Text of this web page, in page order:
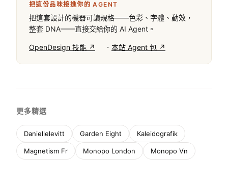
把這份品味接進你的 AGENT
把這套設計的機器可讀規格——色彩、字體、動效，
整套 DNA——直接交給你的 AI Agent。
OpenDesign 技能 ↗ · 本站 Agent 包 ↗
更多精選
Daniellelevitt Garden Eight Kaleidografik
Magnetism Fr Monopo London Monopo Vn